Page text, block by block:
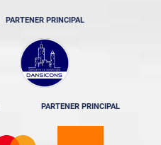
PARTENER PRINCIPAL
PARTENER PRINCIPAL